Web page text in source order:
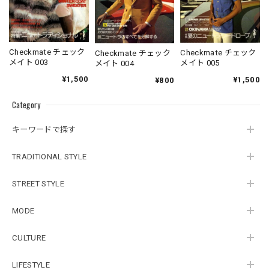
Category
キーワードで探す
TRADITIONAL STYLE
STREET STYLE
MODE
CULTURE
LIFESTYLE
Checkmate チェック
メイト 003
¥1,500
Checkmate チェック
メイト 004
¥800
Checkmate チェック
メイト 005
¥1,500